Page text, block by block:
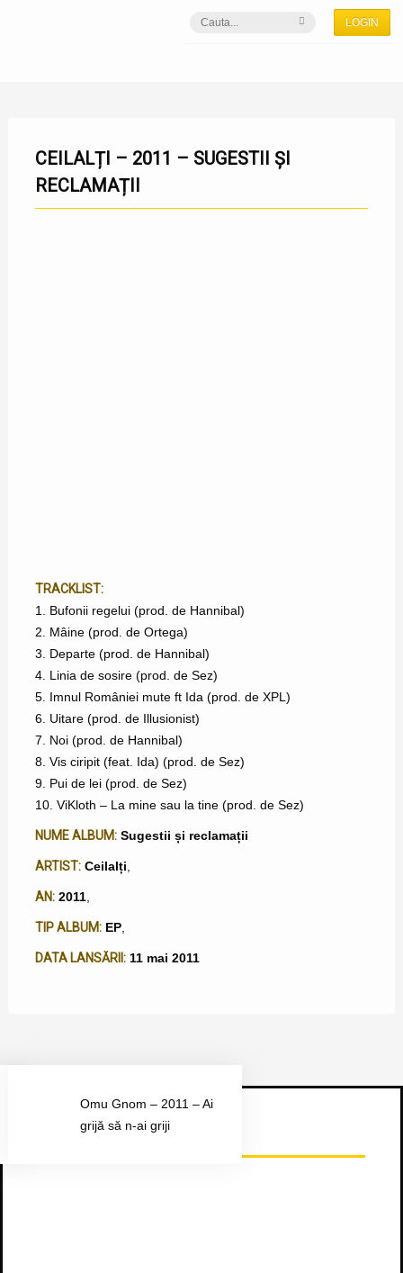
LOGIN
CEILALȚI – 2011 – SUGESTII ȘI
RECLAMAȚII
TRACKLIST:
1. Bufonii regelui (prod. de Hannibal)
2. Mâine (prod. de Ortega)
3. Departe (prod. de Hannibal)
4. Linia de sosire (prod. de Sez)
5. Imnul României mute ft Ida (prod. de XPL)
6. Uitare (prod. de Illusionist)
7. Noi (prod. de Hannibal)
8. Vis ciripit (feat. Ida) (prod. de Sez)
9. Pui de lei (prod. de Sez)
10. ViKloth – La mine sau la tine (prod. de Sez)
NUME ALBUM: Sugestii și reclamații
ARTIST: Ceilalți
AN: 2011,
TIP ALBUM: EP,
DATA LANSĂRII: 11 mai 2011
Omu Gnom – 2011 – Ai
grijă să n-ai griji
Urmărește-ne pe Facebook